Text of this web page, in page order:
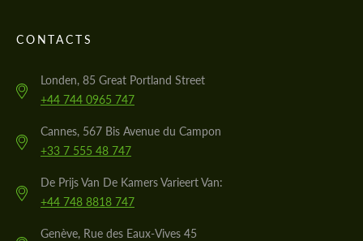
CONTACTS
Londen, 85 Great Portland Street
+44 744 0965 747
Cannes, 567 Bis Avenue du Campon
+33 7 555 48 747
De Prijs Van De Kamers Varieert Van:
+44 748 8818 747
Genève, Rue des Eaux-Vives 45